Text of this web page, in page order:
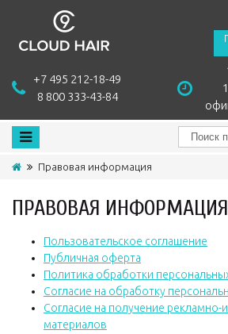
+7 495 212-18-49
8 800 333-43-84
Правовая информация
ПРАВОВАЯ ИНФОРМАЦИЯ
Пользовательское соглашение
Публичная оферта
Политика обработки
Согласие на обработку
Согласие на получение
материалов